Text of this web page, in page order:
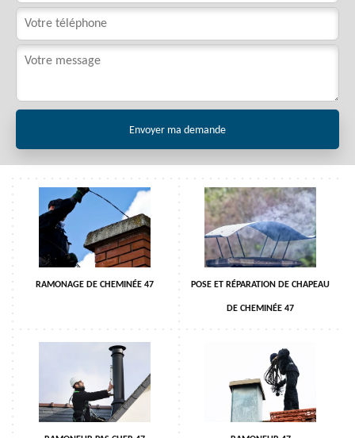
RAMONAGE DE CHEMINÉE 47 POSE ET RÉPARATION DE CHAPEAU
DE CHEMINÉE 47